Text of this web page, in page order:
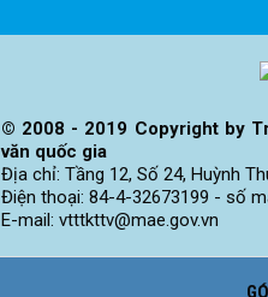
© 2008 - 2019 Copyright by
văn quốc gia
Địa chỉ: Tầng 12, Số 24, Huỳnh
Điện thoại: 84-4-32673199 - số
E-mail: vtttkttv@mae.gov.vn